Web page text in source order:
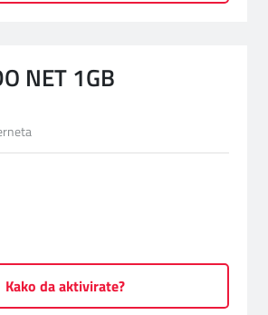
NET 1GB
Kako da aktivirate?